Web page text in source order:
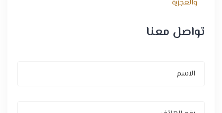
تواصل معنا